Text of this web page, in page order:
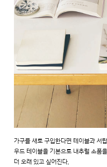
가구를 새로 구입한다면 테이블과 서
우드 테이블을 기본으로 내추럴 소품
더 오래 있고 싶어진다.